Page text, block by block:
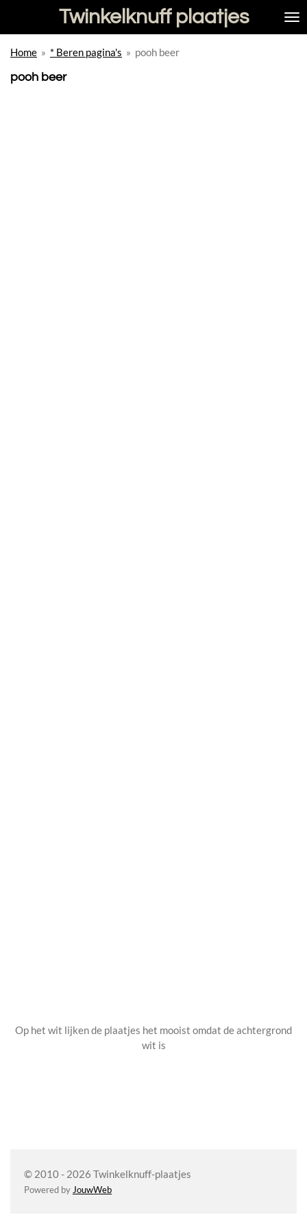
de
hoofdinhoud
Twinkelknuff plaatjes
Home » * Beren pagina's » pooh beer
pooh beer
Op het wit lijken de plaatjes het mooist omdat de achtergrond
wit is
© 2010 - 2026 Twinkelknuff-plaatjes
Powered by JouwWeb